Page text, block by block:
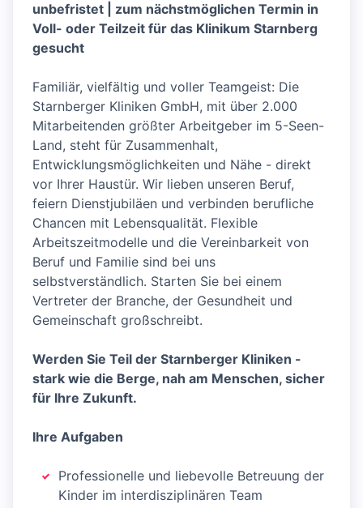
unbefristet | zum nächstmöglichen Termin in
Voll- oder Teilzeit für das Klinikum Starnberg
gesucht
Familiär, vielfältig und voller Teamgeist: Die
Starnberger Kliniken GmbH, mit über 2.000
Mitarbeitenden größter Arbeitgeber im 5-Seen-
Land, steht für Zusammenhalt,
Entwicklungsmöglichkeiten und Nähe - direkt
vor Ihrer Haustür. Wir lieben unseren Beruf,
feiern Dienstjubiläen und verbinden berufliche
Chancen mit Lebensqualität. Flexible
Arbeitszeitmodelle und die Vereinbarkeit von
Beruf und Familie sind bei uns
selbstverständlich. Starten Sie bei einem
Vertreter der Branche, der Gesundheit und
Gemeinschaft großschreibt.
Werden Sie Teil der Starnberger Kliniken -
stark wie die Berge, nah am Menschen, sicher
für Ihre Zukunft.
Ihre Aufgaben
Professionelle und liebevolle Betreuung der
Kinder im interdisziplinären Team